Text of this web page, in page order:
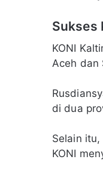
Sukses
KONI
Aceh dan
di dua
Selain
KONI